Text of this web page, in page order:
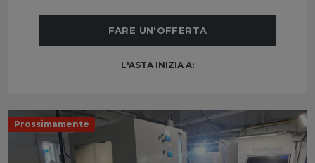
FARE UN'OFFERTA
L'ASTA INIZIA A:
Prossimamente